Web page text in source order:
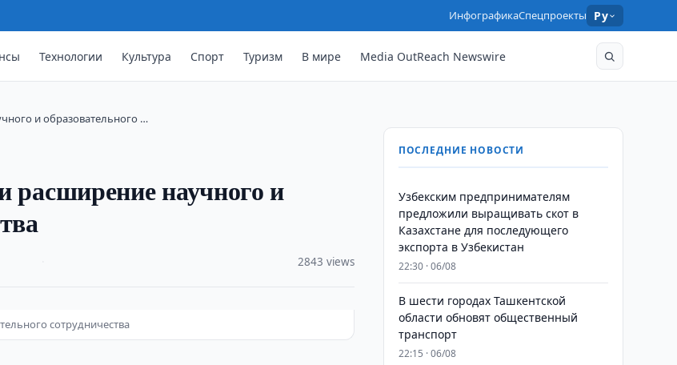
ИнфографикаСпецпроекты Ру
Технологии Культура Спорт Туризм В мире Media OutReach Newswire
и образовательного …
расширение научного и
2843 views
сотрудничества
ПОСЛЕДНИЕ НОВОСТИ
Узбекским предпринимателям
предложили выращивать скот в
Казахстане для последующего
экспорта в Узбекистан
22:30 · 06/08
В шести городах Ташкентской
области обновят общественный
транспорт
22:15 · 06/08